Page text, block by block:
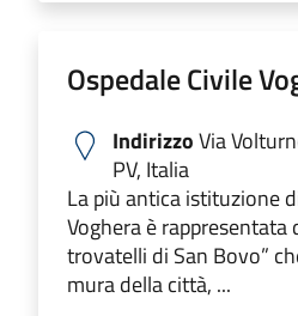
Ospedale Civile
IndirizzoVia
PV, Italia
La più antica istituzione
Voghera è rappresentata
trovatelli di San Bovo”
mura della città, ...